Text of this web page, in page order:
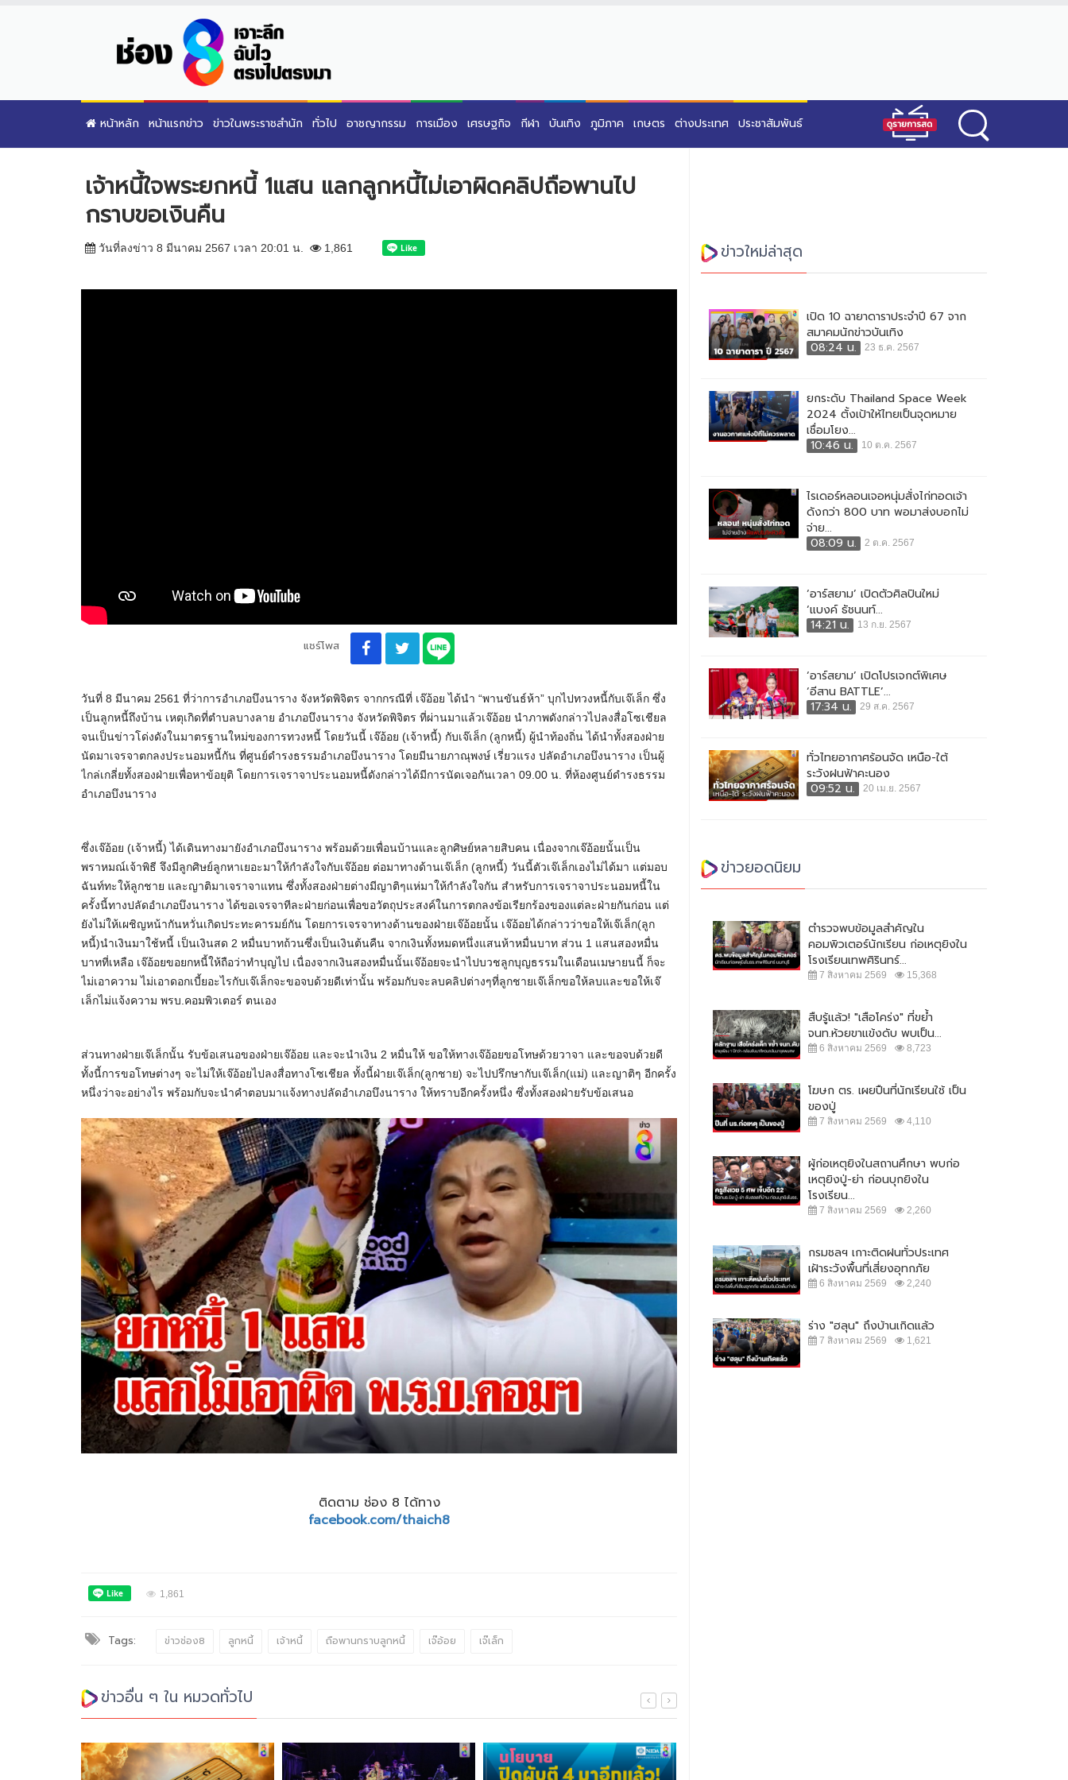
หน้าหลัก หน้าแรกข่าว ข่าวในพระราชสำนัก ทั่วไป อาชญากรรม การเมือง เศรษฐกิจ กีฬา บันเทิง ภูมิภาค เกษตร ต่างประเทศ ประชาสัมพันธ์
เจ้าหนี้ใจพระยกหนี้ 1แสน แลกลูกหนี้ไม่เอาผิดคลิปถือพานไป
กราบขอเงินคืน
วันที่ลงข่าว 8 มีนาคม 2567 เวลา 20:01 น. 1,861
แชร์โพส
วันที่ 8 มีนาคม 2561 ที่ว่าการอำเภอบึงนาราง จังหวัดพิจิตร จากกรณีที่ เจ๊อ้อย ได้นำ “พานขันธ์ห้า” บุกไปทวงหนี้กับเจ๊เล็ก ซึ่ง
เป็นลูกหนี้ถึงบ้าน เหตุเกิดที่ตำบลบางลาย อำเภอบึงนาราง จังหวัดพิจิตร ที่ผ่านมาแล้วเจ๊อ้อย นำภาพดังกล่าวไปลงสื่อโซเชียล
จนเป็นข่าวโด่งดังในมาตรฐานใหม่ของการทวงหนี้ โดยวันนี้ เจ๊อ้อย (เจ้าหนี้) กับเจ๊เล็ก (ลูกหนี้) ผู้นำท้องถิ่น ได้นำทั้งสองฝ่าย
นัดมาเจรจาตกลงประนอมหนี้กัน ที่ศูนย์ดำรงธรรมอำเภอบึงนาราง โดยมีนายภาณุพงษ์ เรี่ยวแรง ปลัดอำเภอบึงนาราง เป็นผู้
ไกล่เกลี่ยทั้งสองฝ่ายเพื่อหาข้อยุติ โดยการเจราจาประนอมหนี้ดังกล่าวได้มีการนัดเจอกันเวลา 09.00 น. ที่ห้องศูนย์ดำรงธรรม
อำเภอบึงนาราง
ซึ่งเจ๊อ้อย (เจ้าหนี้) ได้เดินทางมายังอำเภอบึงนาราง พร้อมด้วยเพื่อนบ้านและลูกศิษย์หลายสิบคน เนื่องจากเจ๊อ้อยนั้นเป็น
พราหมณ์เจ้าพิธี จึงมีลูกศิษย์ลูกหาเยอะมาให้กำลังใจกับเจ๊อ้อย ต่อมาทางด้านเจ๊เล็ก (ลูกหนี้) วันนี้ตัวเจ๊เล็กเองไม่ได้มา แต่มอบ
ฉันท์ทะให้ลูกชาย และญาติมาเจราจาแทน ซึ่งทั้งสองฝ่ายต่างมีญาติๆแห่มาให้กำลังใจกัน สำหรับการเจราจาประนอมหนี้ใน
ครั้งนี้ทางปลัดอำเภอบึงนาราง ได้ขอเจรจาทีละฝ่ายก่อนเพื่อขอวัตถุประสงค์ในการตกลงข้อเรียกร้องของแต่ละฝ่ายกันก่อน แต่
ยังไม่ให้เผชิญหน้ากันหวั่นเกิดประทะคารมย์กัน โดยการเจรจาทางด้านของฝ่ายเจ๊อ้อยนั้น เจ๊อ้อยได้กล่าวว่าขอให้เจ๊เล็ก(ลูก
หนี้)นำเงินมาใช้หนี้ เป็นเงินสด 2 หมื่นบาทถ้วนซึ่งเป็นเงินต้นคืน จากเงินทั้งหมดหนึ่งแสนห้าหมื่นบาท ส่วน 1 แสนสองหมื่น
บาทที่เหลือ เจ๊อ้อยขอยกหนี้ให้ถือว่าทำบุญไป เนื่องจากเงินสองหมื่นนั้นเจ๊อ้อยจะนำไปบวชลูกบุญธรรมในเดือนเมษายนนี้ ก็จะ
ไม่เอาความ ไม่เอาดอกเบี้ยอะไรกับเจ๊เล็กจะขอจบด้วยดีเท่านั้น พร้อมกับจะลบคลิปต่างๆที่ลูกชายเจ๊เล็กขอให้ลบและขอให้เจ๊
เล็กไม่แจ้งความ พรบ.คอมพิวเตอร์ ตนเอง
ส่วนทางฝ่ายเจ๊เล็กนั้น รับข้อเสนอของฝ่ายเจ๊อ้อย และจะนำเงิน 2 หมื่นให้ ขอให้ทางเจ๊อ้อยขอโทษด้วยวาจา และขอจบด้วยดี
ทั้งนี้การขอโทษต่างๆ จะไม่ให้เจ๊อ้อยไปลงสื่อทางโซเชียล ทั้งนี้ฝ่ายเจ๊เล็ก(ลูกชาย) จะไปปรึกษากับเจ๊เล็ก(แม่) และญาติๆ อีกครั้ง
หนึ่งว่าจะอย่างไร พร้อมกับจะนำคำตอบมาแจ้งทางปลัดอำเภอบึงนาราง ให้ทราบอีกครั้งหนึ่ง ซึ่งทั้งสองฝ่ายรับข้อเสนอ
ติดตาม ช่อง 8 ได้ทาง
facebook.com/thaich8
1,861
Tags: ข่าวช่อง8 ลูกหนี้ เจ้าหนี้ ถือพานกราบลูกหนี้ เจ๊อ้อย เจ๊เล็ก
ข่าวอื่น ๆ ใน หมวดทั่วไป
ข่าวใหม่ล่าสุด
เปิด 10 ฉายาดาราประจำปี 67 จาก
สมาคมนักข่าวบันเทิง
08:24 น.
23 ธ.ค. 2567
ยกระดับ Thailand Space Week
2024 ตั้งเป้าให้ไทยเป็นจุดหมาย
เชื่อมโยง...
10:46 น.
10 ต.ค. 2567
ไรเดอร์หลอนเจอหนุ่มสั่งไก่ทอดเจ้า
ดังกว่า 800 บาท พอมาส่งบอกไม่
จ่าย...
08:09 น.
2 ต.ค. 2567
‘อาร์สยาม’ เปิดตัวศิลปินใหม่
‘แบงค์ ธัชนนท์...
14:21 น.
13 ก.ย. 2567
‘อาร์สยาม’ เปิดโปรเจกต์พิเศษ
‘อีสาน BATTLE’...
17:34 น.
29 ส.ค. 2567
ทั่วไทยอากาศร้อนจัด เหนือ-ใต้
ระวังฝนฟ้าคะนอง
09:52 น.
20 เม.ย. 2567
ข่าวยอดนิยม
ตำรวจพบข้อมูลสำคัญใน
คอมพิวเตอร์นักเรียน ก่อเหตุยิงใน
โรงเรียนเทพศิรินทร์...
7 สิงหาคม 2569 15,368
สืบรู้แล้ว! "เสือโคร่ง" ที่ขย้ำ
จนท.ห้วยขาแข้งดับ พบเป็น...
6 สิงหาคม 2569 8,723
โฆษก ตร. เผยปืนที่นักเรียนใช้ เป็น
ของปู่
7 สิงหาคม 2569 4,110
ผู้ก่อเหตุยิงในสถานศึกษา พบก่อ
เหตุยิงปู่-ย่า ก่อนบุกยิงใน
โรงเรียน...
7 สิงหาคม 2569 2,260
กรมชลฯ เกาะติดฝนทั่วประเทศ
เฝ้าระวังพื้นที่เสี่ยงอุทกภัย
6 สิงหาคม 2569 2,240
ร่าง "ฮลุน" ถึงบ้านเกิดแล้ว
7 สิงหาคม 2569 1,621